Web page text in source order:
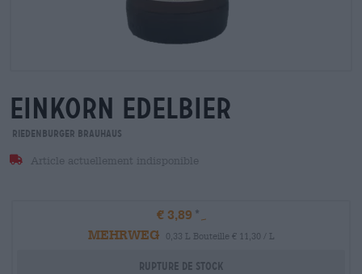
einkorn edelbier
Riedenburger Brauhaus
Article actuellement indisponible
€ 3,89
MEHRWEG
0,33 L Bouteille € 11,30 / L
Rupture de stock